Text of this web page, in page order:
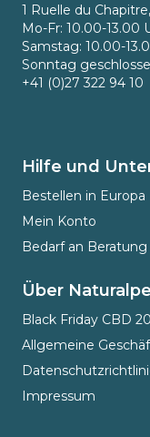
1 Ruelle du
Mo-Fr: 10.00-13.00
Samstag: 10.00-
Sonntag
+41 (0)27 322 94 10
Hilfe und
Bestellen in Europa
Mein Konto
Bedarf an Beratung
Über
Black Friday CBD
Allgemeine
Impressum